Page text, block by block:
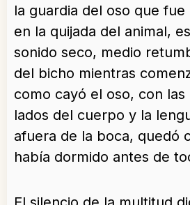
la guardia del oso que
en la quijada del animal,
sonido seco, medio
del bicho mientras
como cayó el oso, con las
lados del cuerpo y la
afuera de la boca, quedó
había dormido antes de